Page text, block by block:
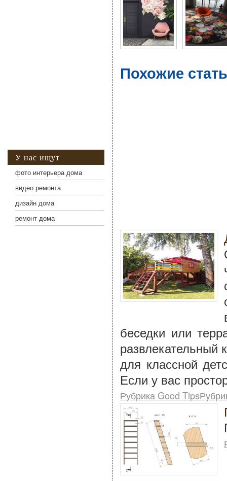
Похожие
беседки или
развлекательный
для классной
Если у вас
Рубрика Good
У нас ищут
фото интерьера дома
видео ремонта
дизайн дома
ремонт дома